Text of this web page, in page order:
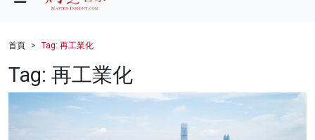
財經
健康
首頁 Tag: 再工業化
Tag: 再工業化